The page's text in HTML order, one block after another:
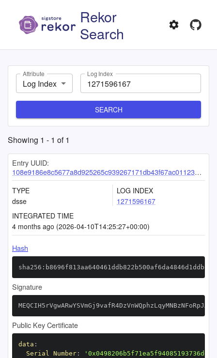
Rekor
Search
Attribute
Log Index
Log Index
SEARCH
Showing 1 - 1 of1
Entry UUID:
108e9186e8c5677a8d925265c939267171db43f67ac01123d3264406880d180c1d1be2c5f07625d7
TYPE
dsse
LOG INDEX
1271596167
INTEGRATED TIME
4 months ago (2026-04-10T14:25:27+00:00)
Hash
Signature
Public Key Certificate
data :
Serial Number: